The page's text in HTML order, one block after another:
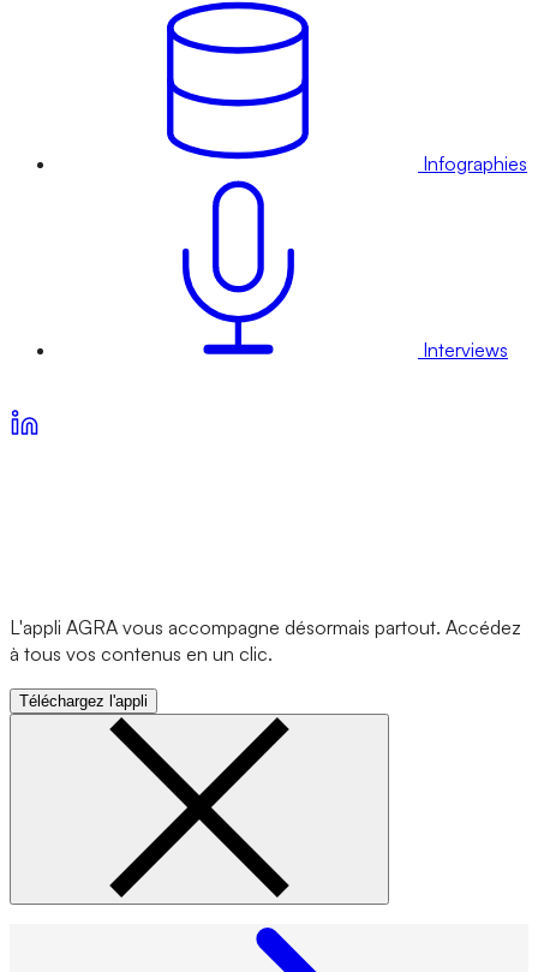
Infographies
Interviews
L'appli AGRA vous accompagne désormais partout. Accédez
à tous vos contenus en un clic.
Téléchargez l'appli